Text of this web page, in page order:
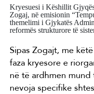
Kryesuesi i Këshillit
Zogaj, në emisionin
themelimi i Gjykatës
reformës strukturore të
Sipas Zogajt, me
faza kryesore e
në të ardhmen
nevoja specifike